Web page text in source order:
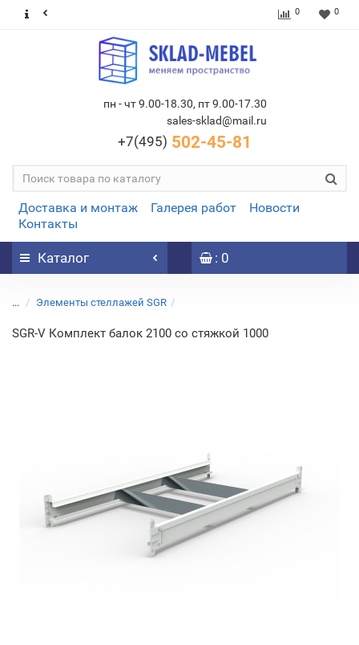
0 0
пн - чт 9.00-18.30, пт 9.00-17.30
sales-sklad@mail.ru
+7(495) 502-45-81
Доставка и монтаж Галерея работ
Новости
Контакты
Каталог : 0
... Элементы стеллажей SGR
SGR-V Комплект балок 2100 со стяжкой 1000